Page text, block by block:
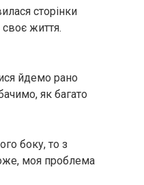
сторінки
життя.
йдемо рано
як багато
боку, то з
моя проблема